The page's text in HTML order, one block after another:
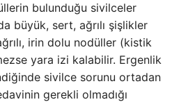
bulunduğu sivilceler
büyük, sert, ağrılı şişlikler
irin dolu nodüller (kistik
yara izi kalabilir. Ergenlik
sivilce sorunu ortadan
gerekli olmadığı